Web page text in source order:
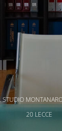
MONTANARO
20 LECCE